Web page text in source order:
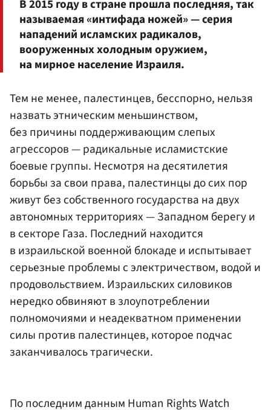
В 2015 году в стране прошла последняя, так
называемая «интифада ножей» — серия
нападений исламских радикалов,
вооруженных холодным оружием,
на мирное население Израиля.
Тем не менее, палестинцев, бесспорно, нельзя
назвать этническим меньшинством,
без причины поддерживающим слепых
агрессоров — радикальные исламистские
боевые группы. Несмотря на десятилетия
борьбы за свои права, палестинцы до сих пор
живут без собственного государства на двух
автономных территориях — Западном берегу и
в секторе Газа. Последний находится
в израильской военной блокаде и испытывает
серьезные проблемы с электричеством, водой и
продовольствием. Израильских силовиков
нередко обвиняют в злоупотреблении
полномочиями и неадекватном применении
силы против палестинцев, которое подчас
заканчивалось трагически.
По последним данным Human Rights Watch